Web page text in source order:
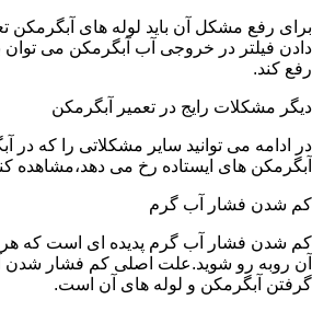
برای رفع مشکل آن باید لوله های آبگرمکن
دادن فیلتر در خروجی آب آبگرمکن می
رفع کند.
دیگر مشکلات رایج در تعمیر آبگرمکن
در ادامه می توانید سایر مشکلاتی را که در
آبگرمکن های ایستاده رخ می دهد،مشاهده
کم شدن فشار آب گرم
کم شدن فشار آب گرم پدیده ای است که
آن روبه رو شوید.علت اصلی کم فشار
گرفتن آبگرمکن و لوله های آن است.